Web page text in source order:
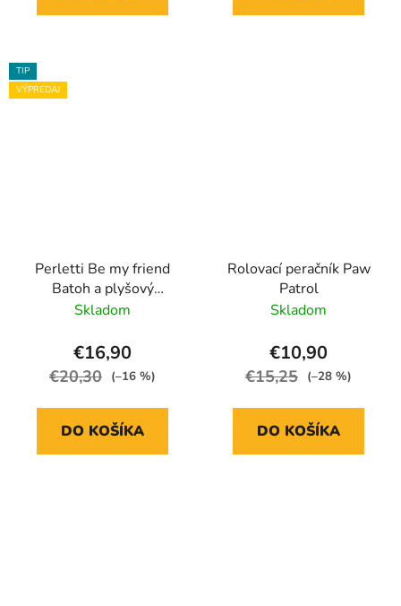
TIP
VÝPREDAJ
Perletti Be my friend
Batoh a plyšový
kamarát jednorožec
Skladom
€16,90
€20,30 (–16 %)
DO KOŠÍKA
Rolovací peračník Paw
Patrol
Skladom
€10,90
€15,25 (–28 %)
DO KOŠÍKA